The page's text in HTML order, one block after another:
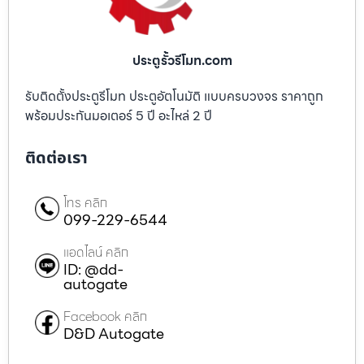
ประตูรั้วรีโมท.com
รับติดตั้งประตูรีโมท ประตูอัตโนมัติ แบบครบวงจร ราคาถูก
พร้อมประกันมอเตอร์ 5 ปี อะไหล่ 2 ปี
ติดต่อเรา
โทร คลิก
099-229-6544
แอดไลน์ คลิก
ID: @dd-
autogate
Facebook คลิก
D&D Autogate